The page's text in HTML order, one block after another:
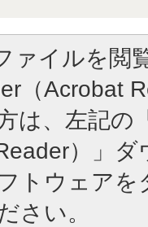
ァイルを閲
（Acrobat
は、左記の
）」
トウェア
さい。